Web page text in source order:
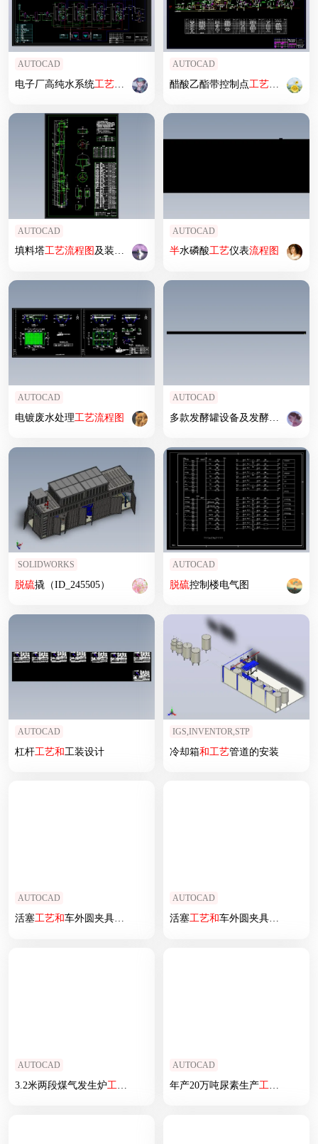
AUTOCAD
电子厂高纯水系统工艺流程图
AUTOCAD
醋酸乙酯带控制点工艺流程图
AUTOCAD
填料塔工艺流程图及装配图 183817
AUTOCAD
半水磷酸工艺仪表流程图
AUTOCAD
电镀废水处理工艺流程图
AUTOCAD
多款发酵罐设备及发酵罐PID 工艺
SOLIDWORKS
脱硫撬（ID_245505）
AUTOCAD
脱硫控制楼电气图
AUTOCAD
杠杆工艺和工装设计
IGS,INVENTOR,STP
冷却箱和工艺管道的安装
AUTOCAD
活塞工艺和车外圆夹具设计
AUTOCAD
活塞工艺和车外圆夹具设计
AUTOCAD
3.2米两段煤气发生炉工艺
AUTOCAD
年产20万吨尿素生产工艺